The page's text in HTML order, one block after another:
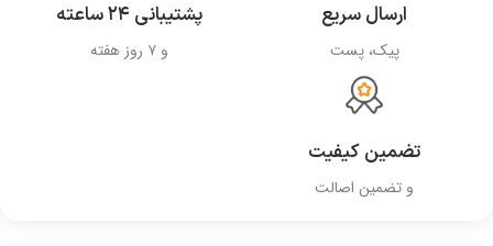
ارسال سریع
پیک، پست
پشتیبانی ۲۴ ساعته
و ۷ روز هفته
تضمین کیفیت
و تضمین اصالت